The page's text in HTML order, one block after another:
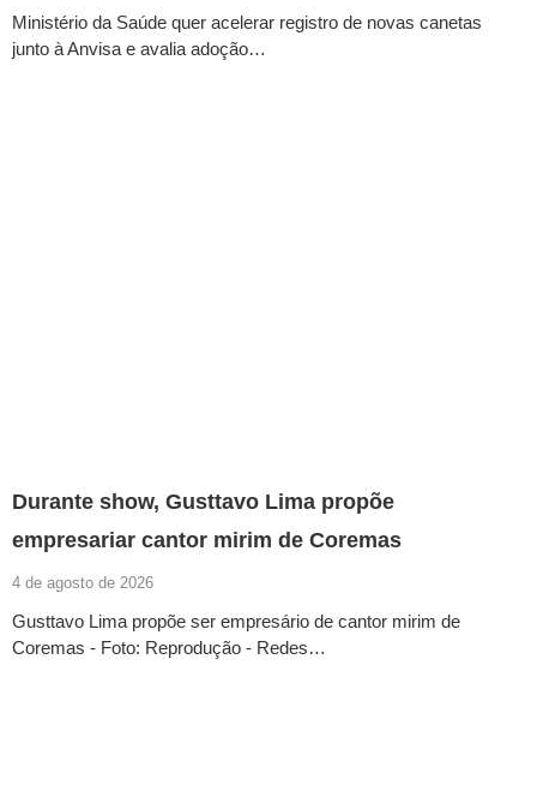
Ministério da Saúde quer acelerar registro de novas canetas
junto à Anvisa e avalia adoção…
Durante show, Gusttavo Lima propõe
empresariar cantor mirim de Coremas
4 de agosto de 2026
Gusttavo Lima propõe ser empresário de cantor mirim de
Coremas - Foto: Reprodução - Redes…